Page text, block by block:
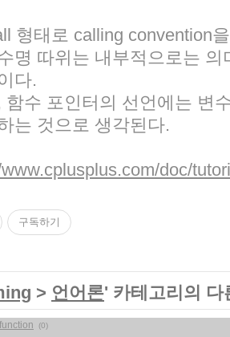
형태로 calling convention
명 따위는 내부적으로는
다.
함수 포인터의 선언에는 변
는 것으로 생각된다.
doc/
구독하기
> 언어론' 카테고리의 다
(0)